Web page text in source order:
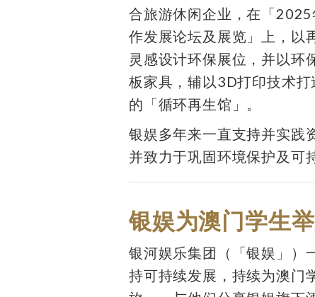
合旅游休闲企业，在「
作发展论坛及展览」上，以
灵感设计环保展位，并以环
板家具，辅以3D打印技术
的「循环再生馆」。
银娱多年来一直支持并实践
并致力于巩固环境保护及可
银娱为澳门学生
银河娱乐集团（「银娱」）
持可持续发展，持续为澳门